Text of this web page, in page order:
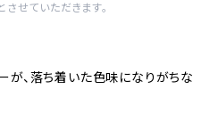
せていただきます。
が、落ち着いた色味になりがちな